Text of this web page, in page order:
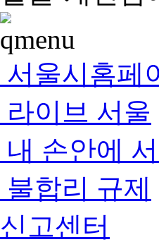
서울시홈페
라이브 서울
내 손안에
불합리 규제
신고센터